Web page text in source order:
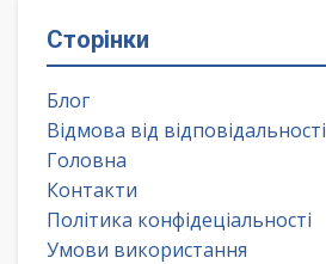
Сторінки
Блог
Відмова від відповідальності
Головна
Контакти
Політика конфідеціальності
Умови використання